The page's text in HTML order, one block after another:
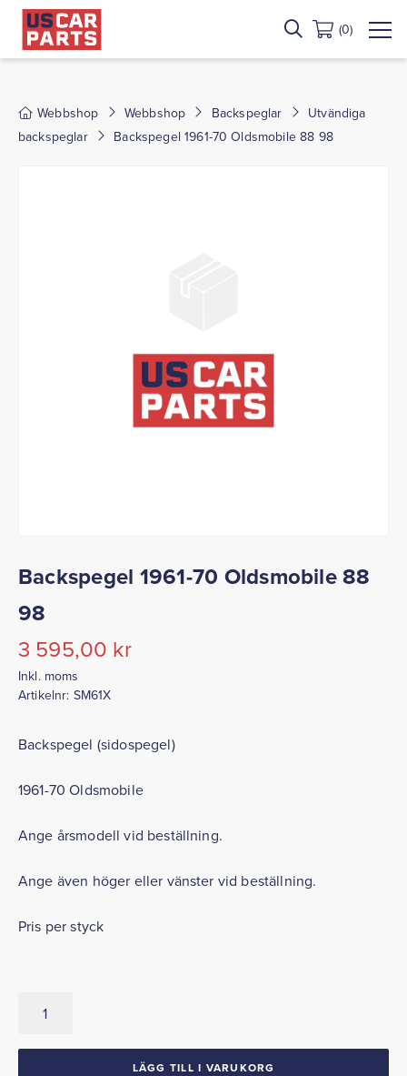
(0)
Webbshop Webbshop Backspeglar
Utvändiga
backspeglar
Backspegel 1961-70 Oldsmobile 88 98
Backspegel 1961-70 Oldsmobile 88
98
3 595,00 kr
Inkl. moms
Artikelnr: SM61X
Backspegel (sidospegel)
1961-70 Oldsmobile
Ange årsmodell vid beställning.
Ange även höger eller vänster vid beställning.
Pris per styck
1961-
LÄGG TILL I VARUKORG